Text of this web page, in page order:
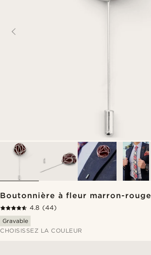
Boutonnière à fleur marron-rouge
4.8 (44)
Gravable
CHOISISSEZ LA COULEUR